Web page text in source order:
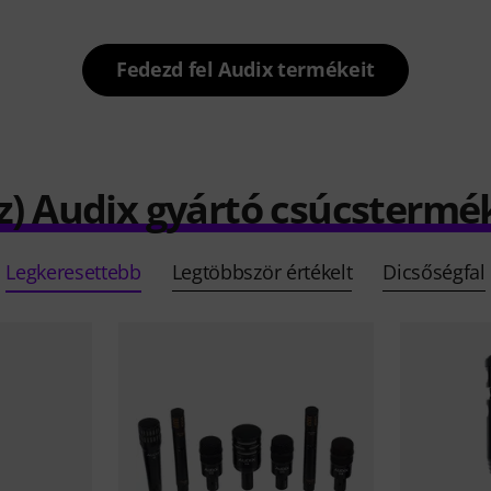
Fedezd fel Audix termékeit
Audix gyártó
Legkeresettebb Legtöbbször értékelt Dicsőségfal